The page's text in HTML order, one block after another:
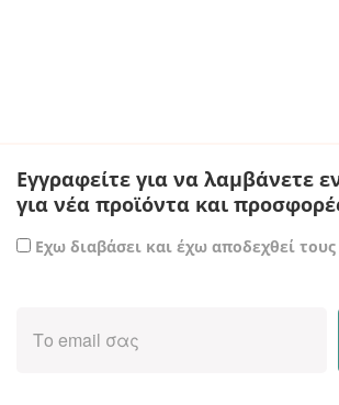
Εγγραφείτε για να λαμβάνετε
για νέα προϊόντα και
Εχω διαβάσει και έχω αποδεχθεί